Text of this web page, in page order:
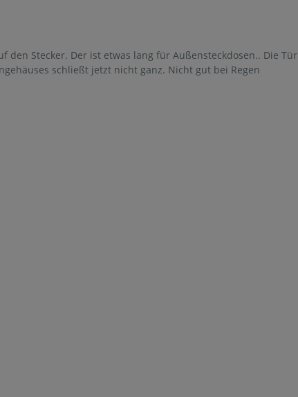
den Stecker. Der ist etwas lang für Außensteckdosen.. Die Tür
schließt jetzt nicht ganz. Nicht gut bei Regen